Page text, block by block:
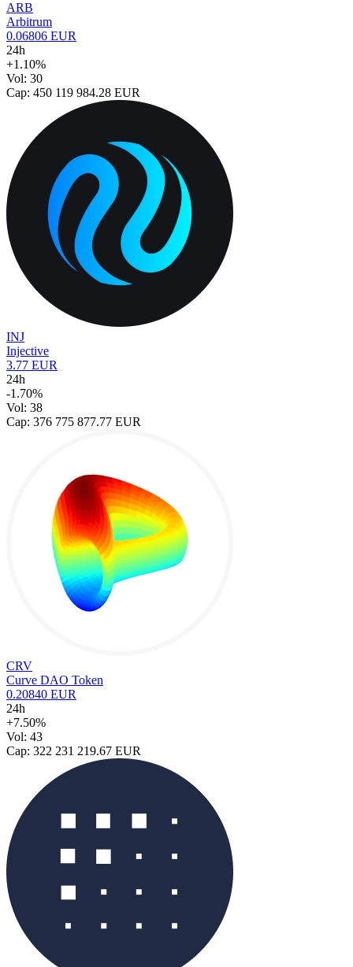
ARB
Arbitrum
0.06806 EUR
24h
+1.10%
Vol: 30
Cap: 450 119 984.28 EUR
INJ
Injective
3.77 EUR
24h
-1.70%
Vol: 38
Cap: 376 775 877.77 EUR
CRV
Curve DAO Token
0.20840 EUR
24h
+7.50%
Vol: 43
Cap: 322 231 219.67 EUR